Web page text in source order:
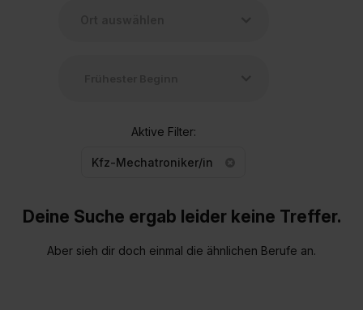
Aktive Filter:
Kfz-Mechatroniker/in
Deine Suche ergab leider keine Treffer.
Aber sieh dir doch einmal die ähnlichen Berufe an.